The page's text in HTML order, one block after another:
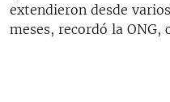
extendieron desde
meses, recordó la ONG,